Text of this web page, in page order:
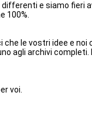
differenti e siamo fieri
100%.
le vostri idee e noi
agli archivi completi.
voi.